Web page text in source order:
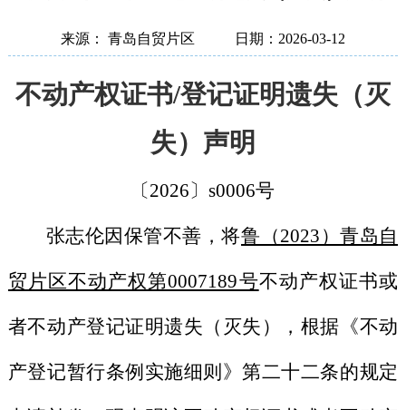
来源： 青岛自贸片区 日期：2026-03-12
不动产权证书/登记证明遗失（灭
失）声明
〔2026〕s0006号
张志伦因保管不善，将鲁（2023）青岛自
贸片区不动产权第0007189号不动产权证书或
者不动产登记证明遗失（灭失），根据《不动
产登记暂行条例实施细则》第二十二条的规定